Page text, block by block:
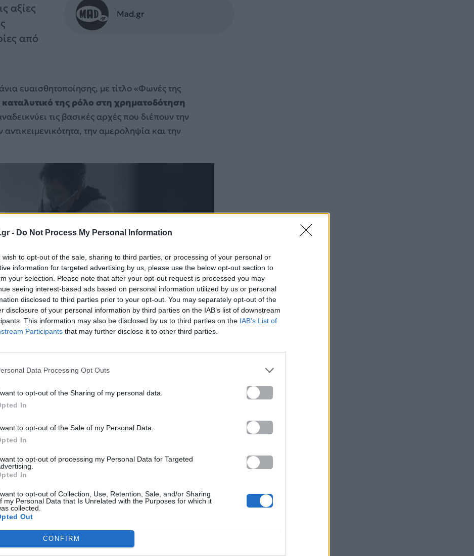
- Do Not Process My Personal Information
wish to opt-out of the sale, sharing to third parties, or processing of your personal or
information for targeted advertising by us, please use the below opt-out section to
your selection. Please note that after your opt-out request is processed you may
seeing interest-based ads based on personal information utilized by us or personal
disclosed to third parties prior to your opt-out. You may separately opt-out of the
disclosure of your personal information by third parties on the IAB’s list of downstream
This information may also be disclosed by us to third parties on the IAB’s List of
Participants that may further disclose it to other third parties.
Data Processing Opt Outs
to opt-out of the Sharing of my personal data.
In
to opt-out of the Sale of my Personal Data.
In
to opt-out of processing my Personal Data for Targeted
In
to opt-out of Collection, Use, Retention, Sale, and/or Sharing
my Personal Data that Is Unrelated with the Purposes for which it
collected.
Out
CONFIRM
αξίες
από
Mad.gr
ευαισθητοποίησης, με τίτλο «Φωνές της
της ρόλο στη χρηματοδότηση
τις βασικές αρχές που διέπουν την
την αμεροληψία και την